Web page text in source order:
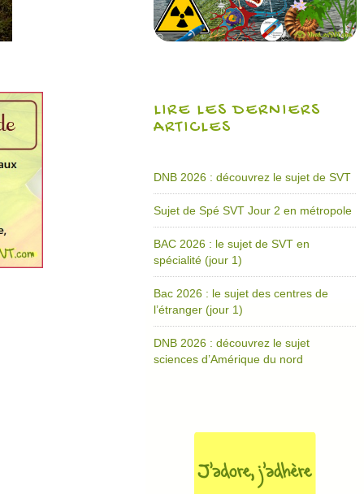
LIRE LES DERNIERS
ARTICLES
DNB 2026 : découvrez le sujet de SVT
Sujet de Spé SVT Jour 2 en métropole
BAC 2026 : le sujet de SVT en
spécialité (jour 1)
Bac 2026 : le sujet des centres de
l’étranger (jour 1)
DNB 2026 : découvrez le sujet
sciences d’Amérique du nord